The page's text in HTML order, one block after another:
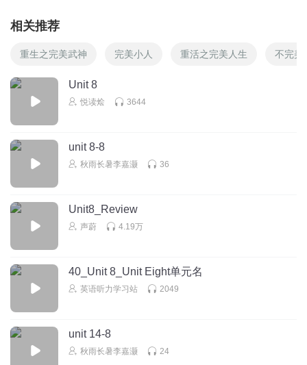
相关推荐
重生之完美武神 完美小人 重活之完美人生 不完美
Unit 8
悦读烩 3644
unit 8-8
秋雨长暑李嘉灏 36
Unit8_Review
声蔚 4.19万
40_Unit 8_Unit Eight单元名
英语听力学习站 2049
unit 14-8
秋雨长暑李嘉灏 24